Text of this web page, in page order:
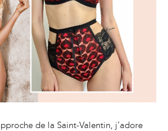
de la Saint-Valentin, j’adore